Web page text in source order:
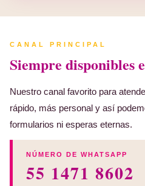
CANAL PRINCIPAL
Siempre disponibles
Nuestro canal favorito para
rápido, más personal y así
formularios ni esperas eternas.
NÚMERO DE WHATSAPP
55 1471 8602